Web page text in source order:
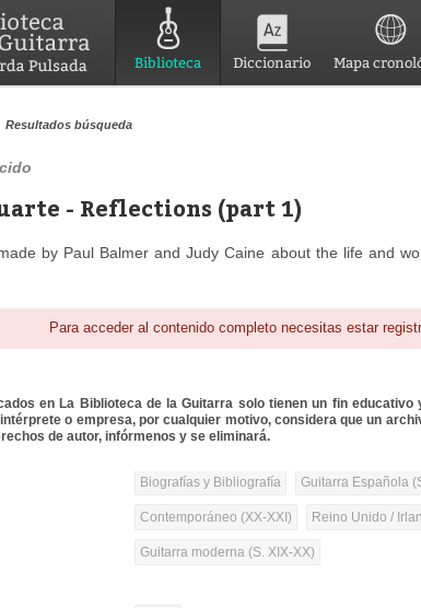
Biblioteca Diccionario Mapa
Resultados búsqueda
- Reflections (part 1)
by Paul Balmer and Judy Caine about the life and
Para acceder al contenido completo necesitas estar
en La Biblioteca de la Guitarra solo tienen un fin educativo
o empresa, por cualquier motivo, considera que un
de autor, infórmenos y se eliminará.
Biografías y Bibliografía Guitarra Española
Contemporáneo (XX-XXI) Reino Unido /
Guitarra moderna (S. XIX-XX)